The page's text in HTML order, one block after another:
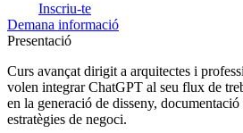
Inscriu-te
Demana informació
Presentació
Curs avançat dirigit a arquitectes i
volen integrar ChatGPT al seu flux de
en la generació de disseny,
estratègies de negoci.